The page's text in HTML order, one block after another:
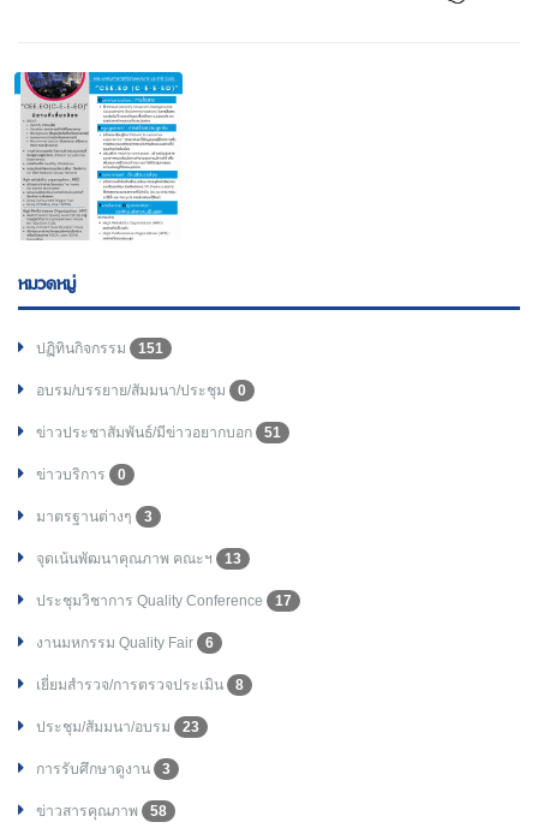
หมวดหมู่
ปฏิทินกิจกรรม 151
อบรม/บรรยาย/สัมมนา/ประชุม 0
ข่าวประชาสัมพันธ์/มีข่าวอยากบอก 51
ข่าวบริการ 0
มาตรฐานต่างๆ 3
จุดเน้นพัฒนาคุณภาพ คณะฯ 13
ประชุมวิชาการ Quality Conference 17
งานมหกรรม Quality Fair 6
เยี่ยมสำรวจ/การตรวจประเมิน 8
ประชุม/สัมมนา/อบรม 23
การรับศึกษาดูงาน 3
ข่าวสารคุณภาพ 58